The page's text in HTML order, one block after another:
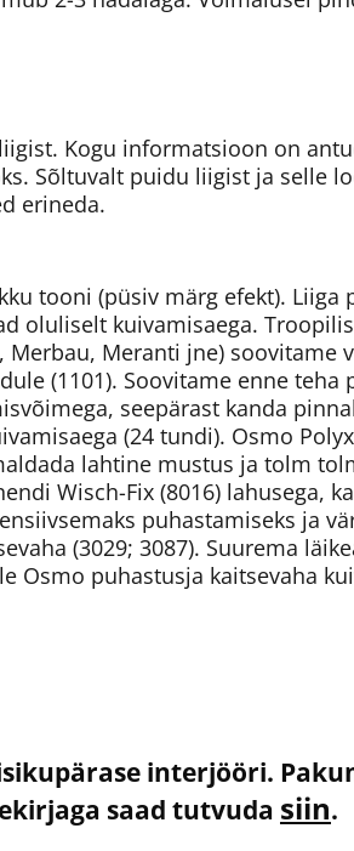
Kogu informatsioon on
Sõltuvalt puidu liigist ja selle
erineda.
tooni (püsiv märg efekt). Liiga
oluliselt kuivamisaega.
Meranti jne) soovitame
(1101). Soovitame enne teha
seepärast kanda
(24 tundi). Osmo
lahtine mustus ja tolm
Wisch-Fix (8016) lahusega,
puhastamiseks ja
(3029; 3087). Suurema
Osmo puhastusja kaitsevaha
interjööri.
saad tutvuda siin.